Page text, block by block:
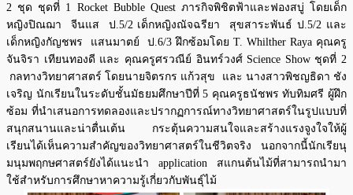
2 ชุด ชุดที่ 1 Rocket Bubble Quest ภารกิจพิชิตฟ้าและฟองสบู่ โดยเด็ก
หญิงปิณฌา จีนแส ป.5/2 เด็กหญิงณัจฉรียา สุขสาระพันธ์ ป.5/2 และ
เด็กหญิงกัญชพร แสนมาตย์ ป.6/3 ฝึกซ้อมโดย T. Whilther Raya คุณครู
จันจิรา เทียนทองดี และ คุณครูศรวณีย์ อินทร์วงศ์ Science Show ชุดที่ 2
กลทางวิทยาศาสตร์ โดยนายจิตรกร แก้วสุข และ นางสาวพิชญธิดา ชัง
เจริญ นักเรียนในระดับชั้นมัธยมศึกษาปีที่ 5 คุณครูธนัชพร ทับทิมศรี ผู้ฝึก
ซ้อม ที่นำเสนอการทดลองและปรากฏการณ์ทางวิทยาศาสตร์ในรูปแบบที่
สนุกสนานและน่าตื่นเต้น กระตุ้นความสนใจและสร้างแรงจูงใจให้ผู้
เรียนได้เห็นความสำคัญของวิทยาศาสตร์ในชีวิตจริง นอกจากนี้นักเรียนุ
มนุมพฤกษศาสตร์ยังได้แนะนำ application สแกนต้นไม้ที่สามารถนำมา
ใช้สำหรับการศึกษาหาความรู้เกี่ยวกับพันธุ์ไม้